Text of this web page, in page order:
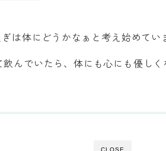
は体にどうかなぁと考え始めてい
んでいたら、体にも心にも優し
CLOSE